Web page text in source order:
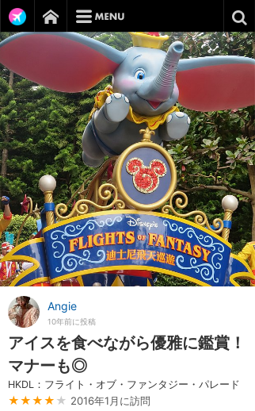
Angie
10年前に投稿
アイスを食べながら優雅に鑑賞！
マナーも◎
HKDL：フライト・オブ・ファンタジー・パレード
★★★★ ★ 2016年1月に訪問